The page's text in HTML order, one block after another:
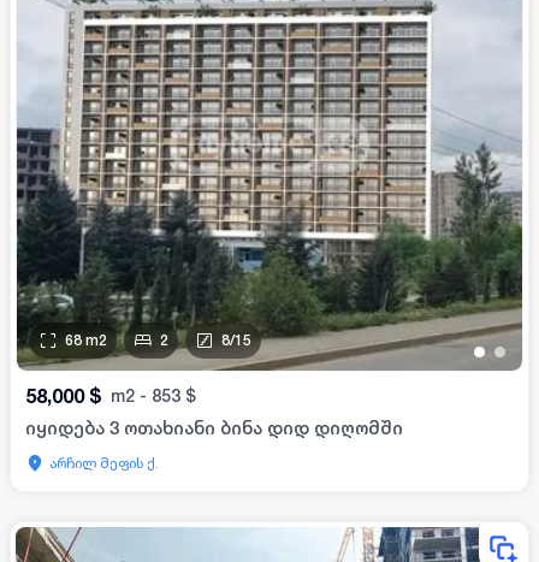
• •
68 m2 2 8/15
58,000 $ m2 - 853 $
იყიდება 3 ოთახიანი ბინა დიდ დიღომში
არჩილ მეფის ქ.